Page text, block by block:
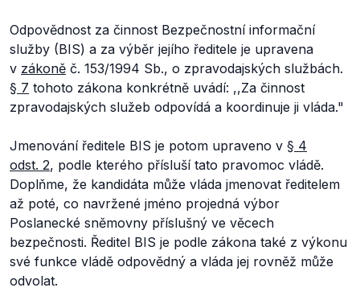
Odpovědnost za činnost Bezpečnostní informační
služby (BIS) a za výběr jejího ředitele je upravena
v zákoně č. 153/1994 Sb., o zpravodajských službách.
§ 7 tohoto zákona konkrétně uvádí: ,,Za činnost
zpravodajských služeb odpovídá a koordinuje ji vláda."
Jmenování ředitele BIS je potom upraveno v § 4
odst. 2, podle kterého přísluší tato pravomoc vládě.
Doplňme, že kandidáta může vláda jmenovat ředitelem
až poté, co navržené jméno projedná výbor
Poslanecké sněmovny příslušný ve věcech
bezpečnosti. Ředitel BIS je podle zákona také z výkonu
své funkce vládě odpovědný a vláda jej rovněž může
odvolat.